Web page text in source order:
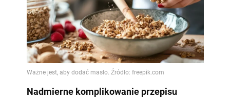
Nadmierne komplikowanie przepisu